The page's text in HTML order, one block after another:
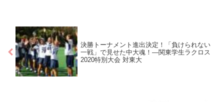
決勝トーナメント進出決定！「負けられない
一戦」で見せた中大魂！―関東学生ラクロス
2020特別大会 対東大